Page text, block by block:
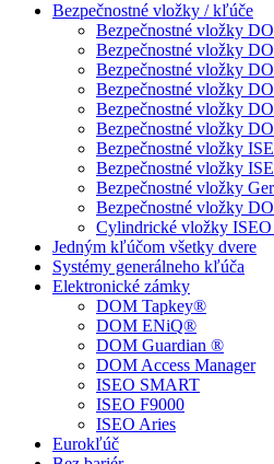
Bezpečnostné vložky / kľúče
Bezpečnostné vložky
Bezpečnostné vložky
Bezpečnostné vložky
Bezpečnostné vložky
Bezpečnostné vložky
Bezpečnostné vložky
Bezpečnostné vložky
Bezpečnostné vložky
Bezpečnostné vložky
Bezpečnostné vložky
Cylindrické vložky
Jedným kľúčom všetky dvere
Systémy generálneho kľúča
Elektronické zámky
DOM Tapkey®
DOM ENiQ®
DOM Guardian ®
DOM Access Manager
ISEO SMART
ISEO F9000
ISEO Aries
Eurokľúč